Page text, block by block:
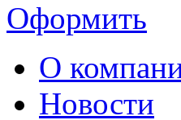
Оформить
О
Новости